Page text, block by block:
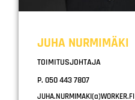
JUHA NURMIMÄKI
TOIMITUSJOHTAJA
P. 050 443 7807
JUHA.NURMIMAKI(a)WORKER.FI